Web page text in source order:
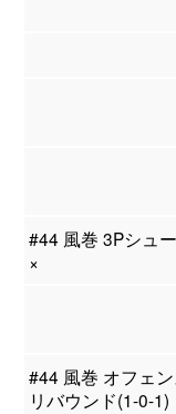
#44 風巻 3Pシュ
×
#44 風巻 オフェ
リバウンド(1-0-1)